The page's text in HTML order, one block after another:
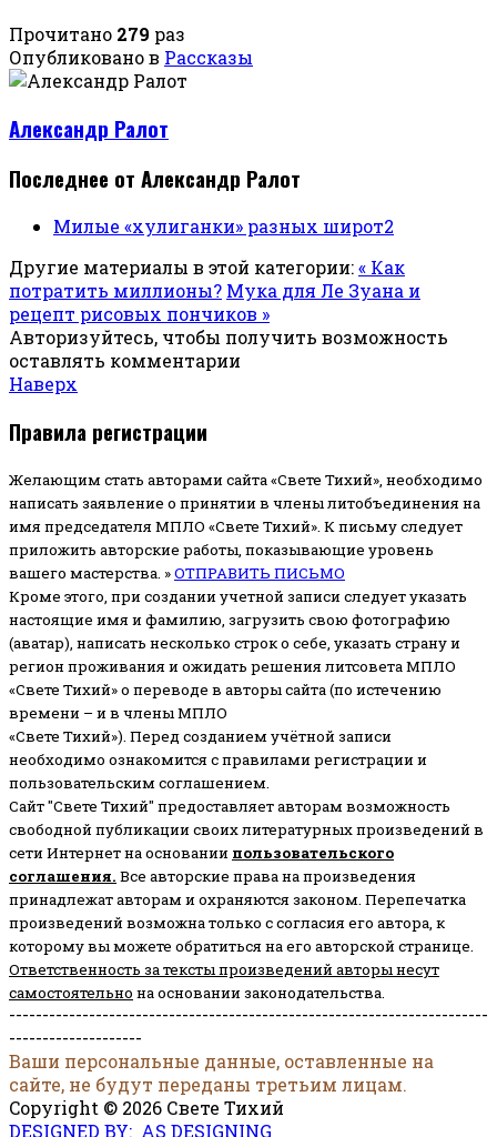
Прочитано 279 раз
Опубликовано в Рассказы
Александр Ралот
Последнее от Александр Ралот
Милые «хулиганки» разных широт2
Другие материалы в этой категории:« Как
потратить миллионы? Мука для Ле Зуана и
рецепт рисовых пончиков »
Авторизуйтесь, чтобы получить возможность
оставлять комментарии
Наверх
Правила регистрации
Желающим стать авторами сайта «Свете Тихий», необходимо
написать заявление о принятии в члены литобъединения на
имя председателя МПЛО «Свете Тихий». К письму следует
приложить авторские работы, показывающие уровень
вашего мастерства. »ОТПРАВИТЬ ПИСЬМО
Кроме этого, при создании учетной записи следует указать
настоящие имя и фамилию, загрузить свою фотографию
(аватар), написать несколько строк о себе, указать страну и
регион проживания и ожидать решения литсовета МПЛО
«Свете Тихий» о переводе в авторы сайта (по истечению
времени – и в члены МПЛО
«Свете Тихий»). Перед созданием учётной записи
необходимо ознакомится с правилами регистрации и
пользовательским соглашением.
Сайт "Свете Тихий" предоставляет авторам возможность
свободной публикации своих литературных произведений в
сети Интернет на основании пользовательского
соглашения. Все авторские права на произведения
принадлежат авторам и охраняются законом. Перепечатка
произведений возможна только с согласия его автора, к
которому вы можете обратиться на его авторской странице.
Ответственность за тексты произведений авторы несут
самостоятельно на основании законодательства.
------------------------------------------------------------------------
--------------------
Ваши персональные данные, оставленные на
сайте, не будут переданы третьим лицам.
Copyright © 2026 Свете Тихий
DESIGNED BY: AS DESIGNING